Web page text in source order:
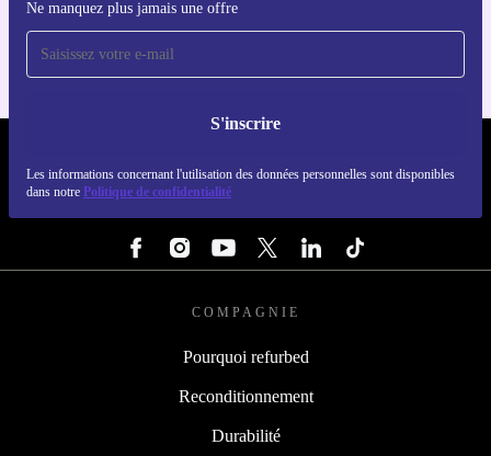
Ne manquez plus jamais une offre
S'inscrire
Les informations concernant l'utilisation des données personnelles sont disponibles
dans notre Politique de confidentialité
Pour iOS et Android
COMPAGNIE
Pourquoi refurbed
Reconditionnement
Durabilité